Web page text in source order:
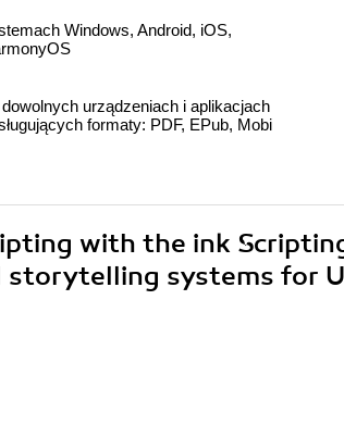
Windows, Android, iOS,
dowolnych urządzeniach i aplikacjach
formaty: PDF, EPub, Mobi
with the ink
storytelling systems for